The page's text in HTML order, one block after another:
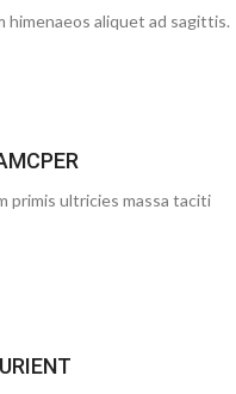
himenaeos aliquet ad sagittis.
primis ultricies massa taciti